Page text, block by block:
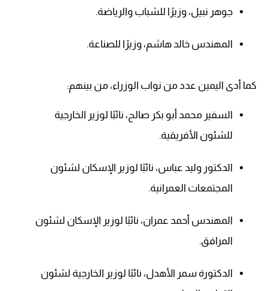
جوهر نبيل، وزيرًا للشباب والرياضة.
المهندس خالد هاشم، وزيرًا للصناعة.
كما أدى اليمين عدد من نواب الوزراء، من بينهم:
السفير محمد أبو بكر صالح، نائبًا لوزير الخارجية
للشئون الأفريقية.
الدكتور وليد عباس، نائبًا لوزير الإسكان لشئون
المجتمعات العمرانية.
المهندس أحمد عمران، نائبًا لوزير الإسكان لشئون
المرافق.
الدكتورة سمر الأهدل، نائبًا لوزير الخارجية لشئون